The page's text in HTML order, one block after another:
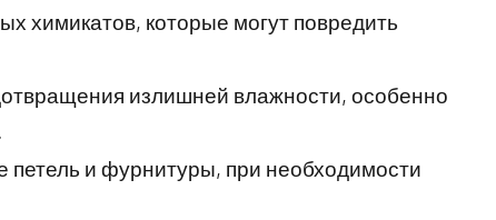
химикатов, которые могут повредить
излишней влажности, особенно
петель и фурнитуры, при необходимости